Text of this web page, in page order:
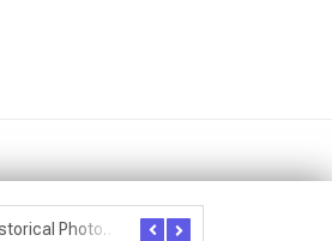
Exploring Historical Photos – Postcard from the Kwantung Army